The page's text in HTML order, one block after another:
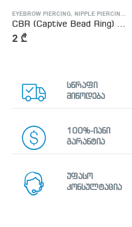
EYEBROW PIERCING, NIPPLE PIERCING ,
CBR (Captive Bead Ring) Piercing Jewellery
2 ₾
სწრაფი
მიწოდება
100%-იანი
გარანტია
უფასო
კონსულტაცია